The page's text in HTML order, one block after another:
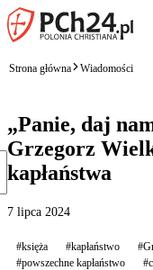
Strona główna Wiadomości
„Panie, daj
Grzegorz
kapłaństwa
7 lipca 2024
#księża #kapłaństwo
#powszechne kapłaństwo